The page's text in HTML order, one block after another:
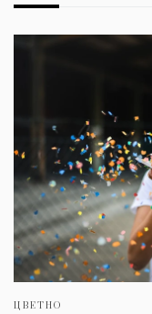
ЦВЕТНО